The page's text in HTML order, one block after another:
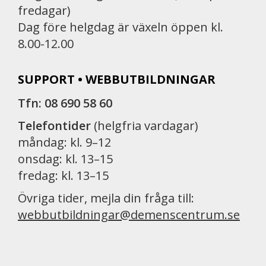
fredagar)
Dag före helgdag är växeln öppen kl.
8.00-12.00
SUPPORT • WEBBUTBILDNINGAR
Tfn: 08 690 58 60
Telefontider (helgfria vardagar)
måndag: kl. 9–12
onsdag: kl. 13–15
fredag: kl. 13–15
Övriga tider, mejla din fråga till:
webbutbildningar@demenscentrum.se